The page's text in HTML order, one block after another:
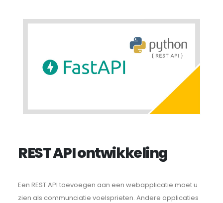
REST API ontwikkeling
Een REST API toevoegen aan een webapplicatie moet u
zien als communciatie voelsprieten. Andere applicaties